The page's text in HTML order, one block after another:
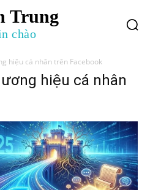
Trung
chào
hiệu cá nhân trên Facebook
hiệu cá nhân